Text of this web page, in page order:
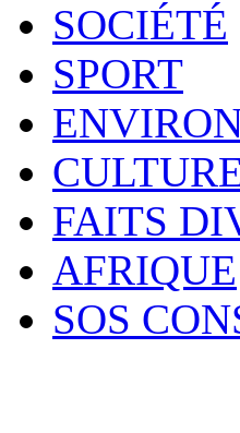
SOCIÉTÉ
SPORT
FAITS
AFRIQUE
SOS